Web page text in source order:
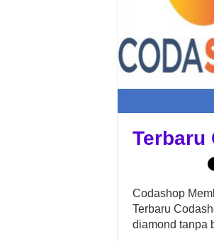
Terbaru
Codashop
Terbaru
diamond tanpa